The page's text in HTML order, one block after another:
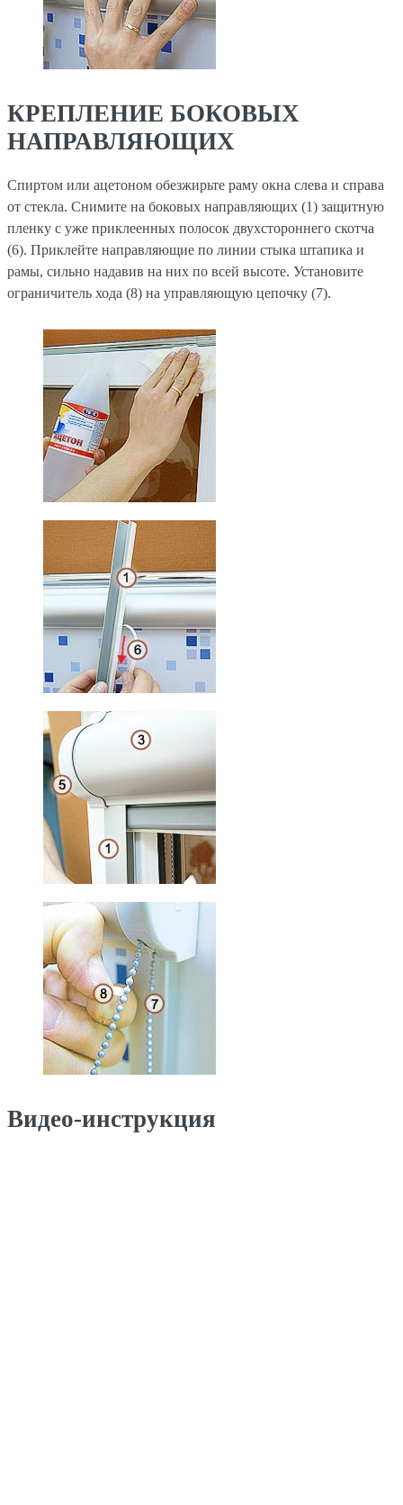
КРЕПЛЕНИЕ БОКОВЫХ
НАПРАВЛЯЮЩИХ
Спиртом или ацетоном обезжирьте раму окна слева и справа
от стекла. Снимите на боковых направляющих (1) защитную
пленку с уже приклеенных полосок двухстороннего скотча
(6). Приклейте направляющие по линии стыка штапика и
рамы, сильно надавив на них по всей высоте. Установите
ограничитель хода (8) на управляющую цепочку (7).
Видео-инструкция